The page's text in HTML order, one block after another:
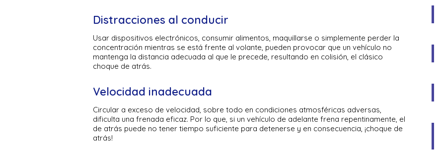
Distracciones al conducir
Usar dispositivos electrónicos, consumir alimentos, maquillarse o simplemente perder la
concentración mientras se está frente al volante, pueden provocar que un vehículo no
mantenga la distancia adecuada al que le precede, resultando en colisión, el clásico
choque de atrás.
Velocidad inadecuada
Circular a exceso de velocidad, sobre todo en condiciones atmosféricas adversas,
dificulta una frenada eficaz. Por lo que, si un vehículo de adelante frena repentinamente, el
de atrás puede no tener tiempo suficiente para detenerse y en consecuencia, ¡choque de
atrás!